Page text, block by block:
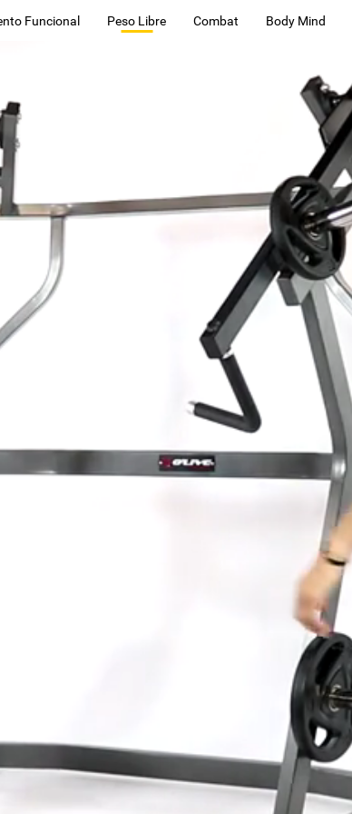
Funcional Peso Libre Combat Body Mind